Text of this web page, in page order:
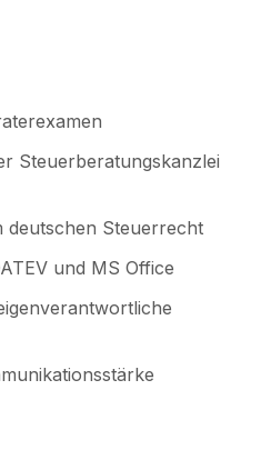
Steuerberatungskanzlei
deutschen Steuerrecht
und MS Office